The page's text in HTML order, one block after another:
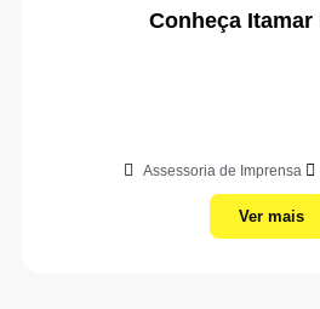
Conheça Itamar
Assessoria de Imprensa
Ver mais